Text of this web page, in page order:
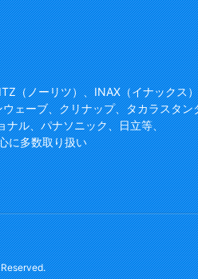
（ノーリツ）、INAX（イナックス
ェーブ、クリナップ、タカラスタン
ナル、パナソニック、日立等、
に多数取り扱い